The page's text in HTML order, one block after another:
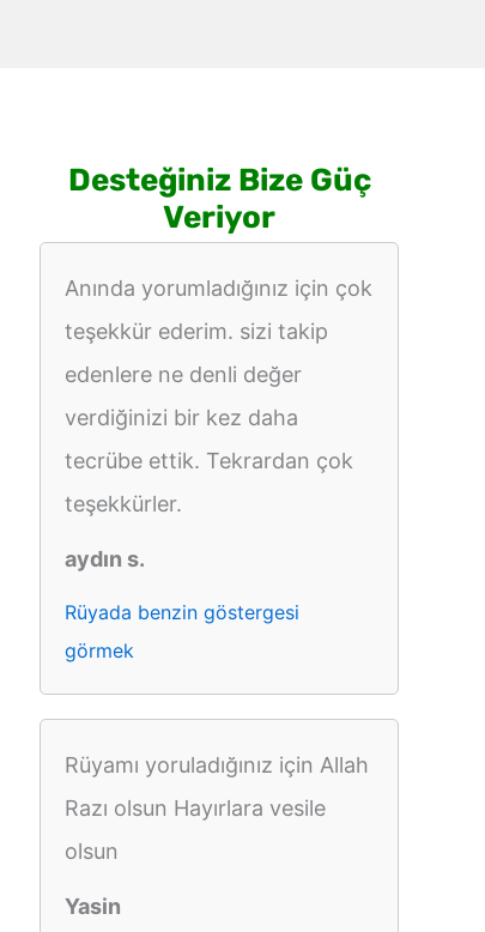
Desteğiniz Bize Güç
Veriyor
Anında yorumladığınız için çok
teşekkür ederim. sizi takip
edenlere ne denli değer
verdiğinizi bir kez daha
tecrübe ettik. Tekrardan çok
teşekkürler.
aydın s.
Rüyada benzin göstergesi
görmek
Rüyamı yoruladığınız için Allah
Razı olsun Hayırlara vesile
olsun
Yasin